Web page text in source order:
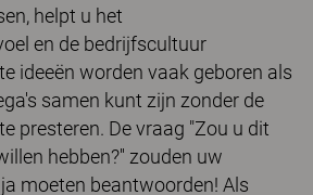
helpt u het
en de bedrijfscultuur
ideeën worden vaak geboren als
samen kunt zijn zonder de
presteren. De vraag "Zou u dit
hebben?'' zouden uw
moeten beantwoorden! Als